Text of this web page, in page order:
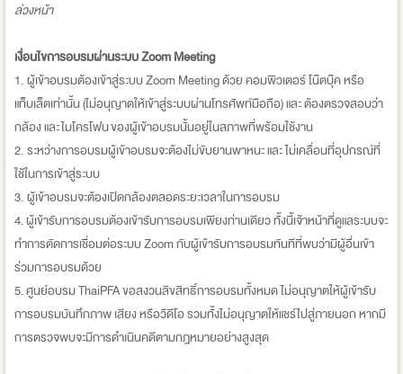
ล่วงหน้า
เงื่อนไขการอบรมผ่านระบบ Zoom Meeting
1. ผู้เข้าอบรมต้องเข้าสู่ระบบ Zoom Meeting ด้วย คอมพิวเตอร์ โน๊ตบุ๊ค หรือ
แท็บเล็ตเท่านั้น (ไม่อนุญาตให้เข้าสู่ระบบผ่านโทรศัพท์มือถือ) และ ต้องตรวจสอบว่า
กล้อง และ ไมโครโฟน ของผู้เข้าอบรมนั้นอยู่ในสภาพที่พร้อมใช้งาน
2. ระหว่างการอบรมผู้เข้าอบรมจะต้องไม่ขับยานพาหนะ และ ไม่เคลื่อนที่อุปกรณ์ที่
ใช้ในการเข้าสู่ระบบ
3. ผู้เข้าอบรมจะต้องเปิดกล้องตลอดระยะเวลาในการอบรม
4. ผู้เข้ารับการอบรมต้องเข้ารับการอบรมเพียงท่านเดียว ทั้งนี้เจ้าหน้าที่ดูแลระบบจะ
ทำการตัดการเชื่อมต่อระบบ Zoom กับผู้เข้ารับการอบรมทันทีที่พบว่ามีผู้อื่นเข้า
ร่วมการอบรมด้วย
5. ศูนย์อบรม ThaiPFA ขอสงวนลิขสิทธิ์การอบรมทั้งหมด ไม่อนุญาตให้ผู้เข้ารับ
การอบรมบันทึกภาพ เสียง หรือวีดีโอ รวมทั้งไม่อนุญาตให้แชร์ไปสู่ภายนอก หากมี
การตรวจพบจะมีการดำเนินคดีตามกฎหมายอย่างสูงสุด